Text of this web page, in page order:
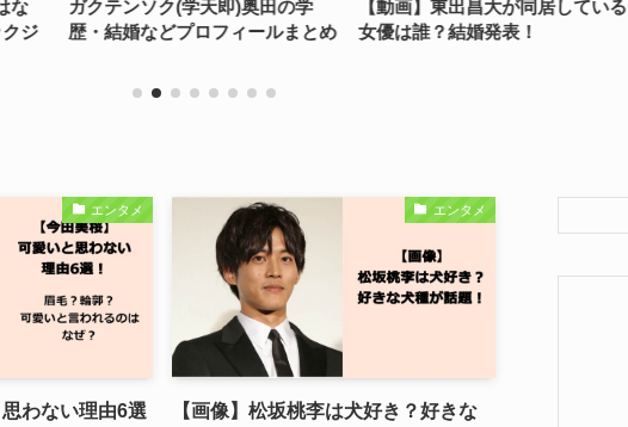
な
ジ
ガクテンソク(学天即)奥田の学
歴・結婚などプロフィールまとめ
【動画】東出昌大が同居している
女優は誰？結婚発表！
エンタメ
わない理由6選
エンタメ
【画像】松坂桃李は犬好き？好きな